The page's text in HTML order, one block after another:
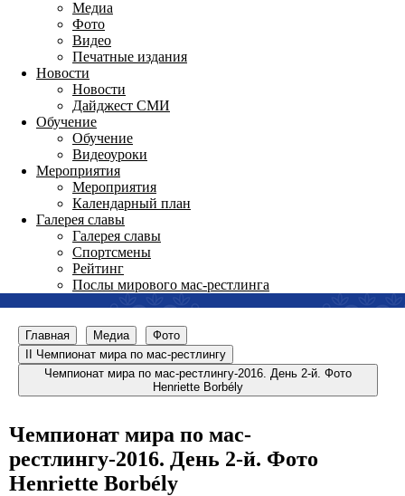
Медиа
Фото
Видео
Печатные издания
Новости
Новости
Дайджест СМИ
Обучение
Обучение
Видеоуроки
Мероприятия
Мероприятия
Календарный план
Галерея славы
Галерея славы
Спортсмены
Рейтинг
Послы мирового мас-рестлинга
Главная Медиа
Фото
II Чемпионат мира по мас-рестлингу
Чемпионат мира по мас-рестлингу-2016. День 2-й. Фото
Henriette Borbély
Чемпионат мира по мас-
рестлингу-2016. День 2-й. Фото
Henriette Borbély